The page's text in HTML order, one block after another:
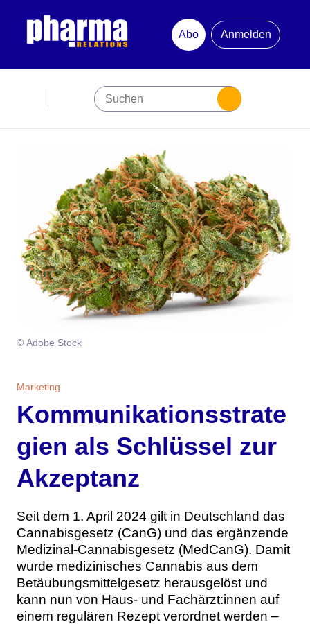
Abo
Anmelden
Premiumpartner
Jubiläum
Newsletter
Mediadaten
Branche
Studien
Digital Health
Personen
Aktuelle Ausgabe
Ausgabenarchiv
Abonnement
Über uns
Kontakt
Team
© Adobe Stock
Marketing
Kommunikationsstrate
gien als Schlüssel zur
Akzeptanz
Seit dem 1. April 2024 gilt in Deutschland das
Cannabisgesetz (CanG) und das ergänzende
Medizinal-Cannabisgesetz (MedCanG). Damit
wurde medizinisches Cannabis aus dem
Betäubungsmittelgesetz herausgelöst und
kann nun von Haus- und Fachärzt:innen auf
einem regulären Rezept verordnet werden –